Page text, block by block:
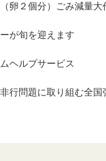
卵２個分）ごみ減量大
が旬を迎えます
ヘルプサービス
行問題に取り組む全国